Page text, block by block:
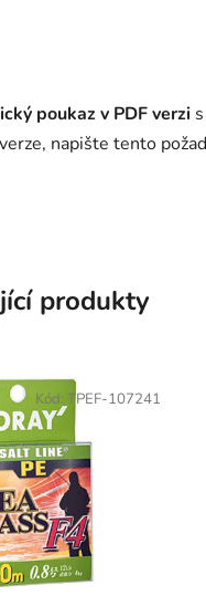
poukaz v PDF verzi
napište tento
produkty
Kód: TPEF-107241